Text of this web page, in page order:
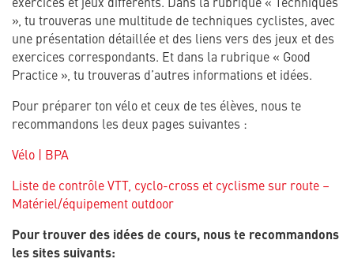
», tu trouveras une multitude de techniques cyclistes, avec
une présentation détaillée et des liens vers des jeux et des
exercices correspondants. Et dans la rubrique « Good
Practice », tu trouveras d’autres informations et idées.
Pour préparer ton vélo et ceux de tes élèves, nous te
recommandons les deux pages suivantes :
Vélo | BPA
Liste de contrôle VTT, cyclo-cross et cyclisme sur route –
Matériel/équipement outdoor
Pour trouver des idées de cours, nous te recommandons
les sites suivants: